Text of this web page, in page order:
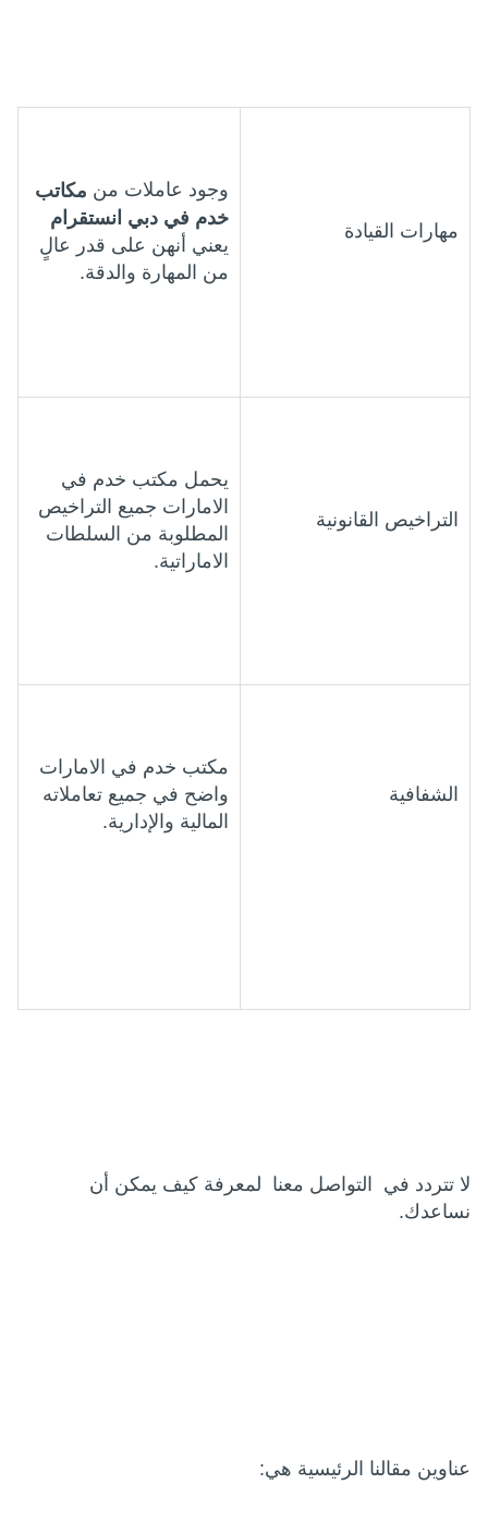
مهارات القيادة
وجود عاملات من مكاتب
خدم في دبي انستقرام
يعني أنهن على قدر عالٍ
من المهارة والدقة.
التراخيص القانونية
يحمل مكتب خدم في
الامارات جميع التراخيص
المطلوبة من السلطات
الاماراتية.
الشفافية
مكتب خدم في الامارات
واضح في جميع تعاملاته
المالية والإدارية.
لا تتردد في التواصل معنا لمعرفة كيف يمكن أن
نساعدك.
عناوين مقالنا الرئيسية هي: